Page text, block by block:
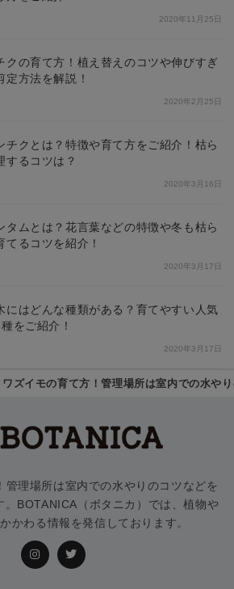
2020年11月25日
クの育て方！植え替えのコツや伸びすぎ
定方法を解説！
2020年2月25日
チクとは？特徴や育て方をご紹介！枯ら
するコツは？
2020年3月16日
タムとは？花言葉などの特徴や冬も枯ら
てるコツを紹介！
2020年3月17日
にはどんな種類がある？育てやすい人気
をご紹介！
2020年3月17日
ワズイモの育て方！管理場所は室内での水や
管理場所は室内での水やりのコツなどを
。BOTANICA（ボタニカ）では、植物や
かわる情報を発信しております。